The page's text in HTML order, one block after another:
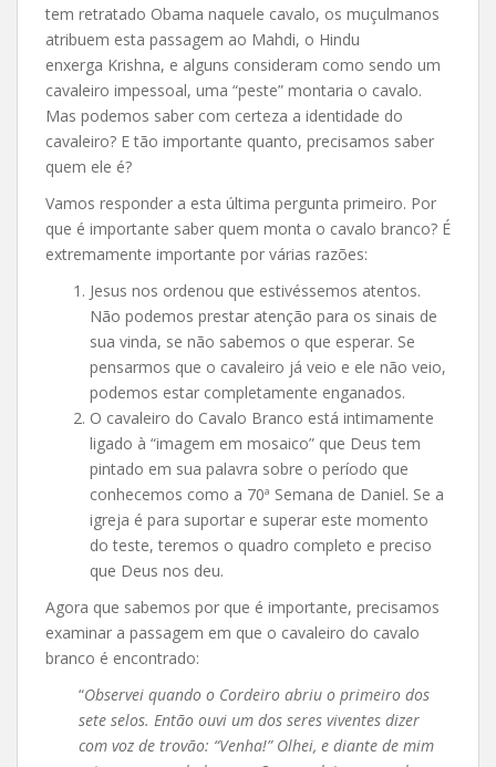
tem retratado Obama naquele cavalo, os muçulmanos
atribuem esta passagem ao Mahdi, o Hindu
enxerga Krishna, e alguns consideram como sendo um
cavaleiro impessoal, uma “peste” montaria o cavalo.
Mas podemos saber com certeza a identidade do
cavaleiro? E tão importante quanto, precisamos saber
quem ele é?
Vamos responder a esta última pergunta primeiro. Por
que é importante saber quem monta o cavalo branco? É
extremamente importante por várias razões:
Jesus nos ordenou que estivéssemos atentos.
Não podemos prestar atenção para os sinais de
sua vinda, se não sabemos o que esperar. Se
pensarmos que o cavaleiro já veio e ele não veio,
podemos estar completamente enganados.
O cavaleiro do Cavalo Branco está intimamente
ligado à “imagem em mosaico” que Deus tem
pintado em sua palavra sobre o período que
conhecemos como a 70ª Semana de Daniel. Se a
igreja é para suportar e superar este momento
do teste, teremos o quadro completo e preciso
que Deus nos deu.
Agora que sabemos por que é importante, precisamos
examinar a passagem em que o cavaleiro do cavalo
branco é encontrado:
“Observei quando o Cordeiro abriu o primeiro dos
sete selos. Então ouvi um dos seres viventes dizer
com voz de trovão: “Venha!” Olhei, e diante de mim